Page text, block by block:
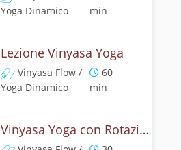
Yoga Dinamico
min
Lezione Vinyasa Yoga
Vinyasa Flow /
Yoga Dinamico
60
min
Vinyasa Yoga con Rotazione della schiena & Equilibrio